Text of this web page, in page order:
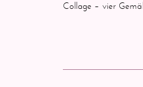
Collage – vier